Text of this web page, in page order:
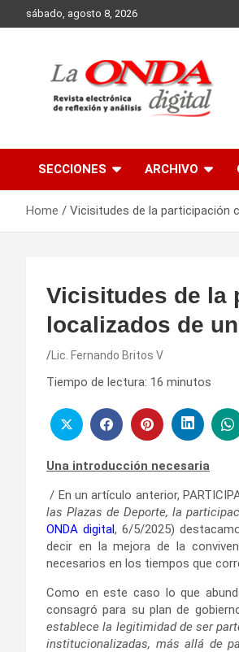
to
sábado, agosto 8, 2026
SECCIONES ARCHIVO
Home Vicisitudes de la participación
Vicisitudes de la
localizados de
Lic. Fernando Britos V
Tiempo de lectura: 16 minutos
Una introducción necesaria
/ En un artículo anterior,
las Plazas de Deporte, la
ONDA digital, 6/5/2025)
decir en la mejora de la
necesarios en los tiempos que
Como en este caso lo que
consagró para su plan de
establece la legitimidad de ser
institucionalizadas, más allá de